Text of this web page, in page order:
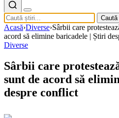
Caută
Acasă›Diverse›Sârbii care
acord să elimine baricadele | Știri
Diverse
Sârbii care
sunt de acord să
despre conflict